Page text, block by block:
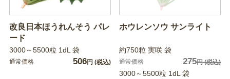
改良日本ほうれんそう パレ
ード
3000～5500粒 1dL 袋
通常価格 506円 (税込)
ホウレンソウ サンライト
約750粒 実咲 袋
通常価格 275円(税込)
3000～5500粒 1dL 袋